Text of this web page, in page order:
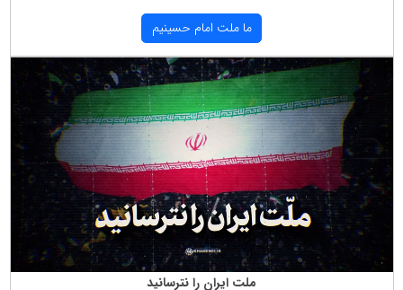
ما ملت امام حسینیم
ملت ایران را نترسانید